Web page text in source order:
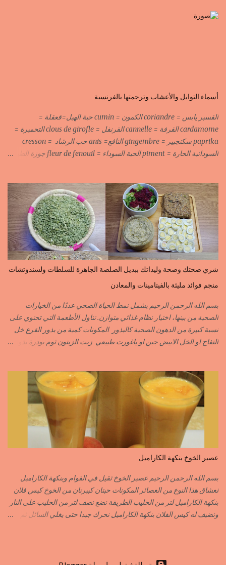
أسماء التوابل والأعشاب وترجمتها بالفرنسية
القسبر يابس = coriandre الكمون = cumin حبة الهيل=قعقلة =
cardamome القرفة = cannelle القرنفل = clous de girofle التحميرة =
paprika سكنجبير = gingembre النافع= anis حب الرشاد = cresson
السودانية الحارة = piment الحبة السوداء = fleur de fenouil جوزة الطيب
=nigelle اليبزار الأبيض=poivre blonc الخرقوم =safran des
indes=curcuma اليبزار الأسود=poivre noir زعفران=safran
جنجلان=grains de sésame الكبابة=cubèbe=piment de jamaique
بسيبيسة=macis الكوزة الصحراوية=maniguette عرق السوس=reglisse
لسان الطير=fruit de frène النافع نجيمات=badiane ظهر فلفل=poivre
long الفلفلة الحلوة……………PIMENT DOUX الفلفلة الحارة……………
PIMENT PIQUANT,FORT. سكين جبير……………….GINGEMBRE
القرفة……………………..CANNELLE الكمون…………………….CUMIN الفلفلة
الابزار………………………POIVRE راس الحانوت …………. RASS EL HANOUT
C’EST L ...
شري صحتك وصحة وليداتك ببديل الصلصة الجاهزة للسلطات ولسندوتشات
منجم فوائد مليئة بالفيتامينات والمعادن
بسم الله الرحمن الرحيم يشمل نمط الحياة الصحي عددًا من الخيارات
الصحية من بينها، اختيار نظام غذائي متوازن. تناول الأطعمة التي تحتوي على
نسبة كبيرة من الدهون الصحية كالبذور المكونات كمية من بذور القرع خل
التفاح او الخل الابيض جبن او ياغورت طبيعي زيت الزيتون ثوم بودرة بذور
si=EjD0K3Lgs58txUgM
عصير الخوخ بنكهة الكاراميل
بسم الله الرحمن الرحيم عصير الخوخ ثقيل في القوام وبنكهة الكاراميل
لعشاق هذا النوع من العصائر المكونات حبتان كبيرتان من الخوخ كيس فلان
بنكهة الكاراميل لتر من الحليب الطريقة نضع نصف لتر من الحليب على النار
ونضيف له كيس الفلان بنكهة الكاراميل نحرك جيدا حتى يغلي السائل ثم
التحلية فاختيارية حسب الذوق يمكنك إضافة القليل من المكسرات